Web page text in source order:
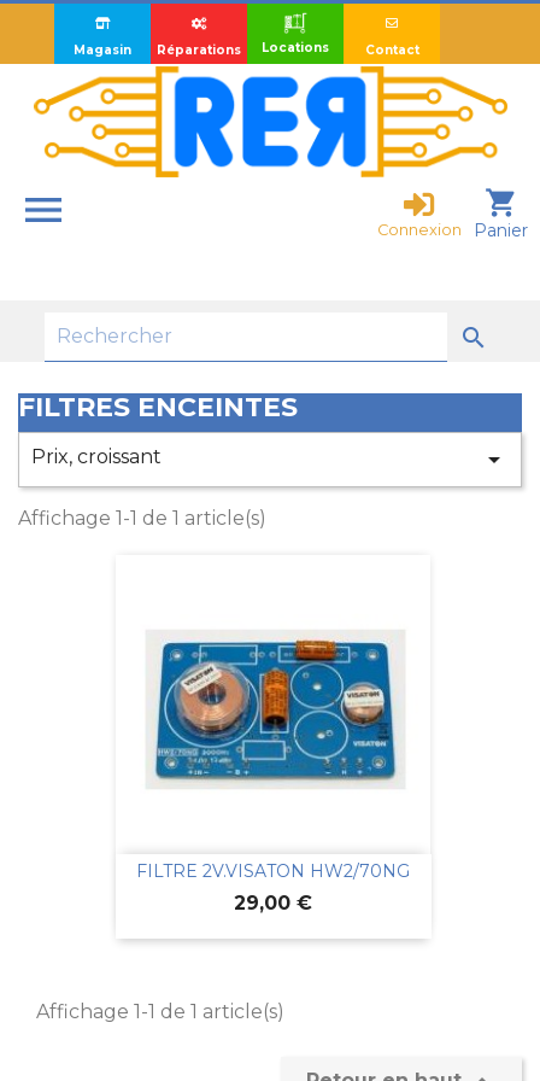
Magasin Réparations Locations Contact
 shopping_cart
Panier
Connexion

FILTRES ENCEINTES
Prix, croissant 
Affichage 1-1 de 1 article(s)
FILTRE 2V.VISATON HW2/70NG
Prix
29,00 €
Affichage 1-1 de 1 article(s)